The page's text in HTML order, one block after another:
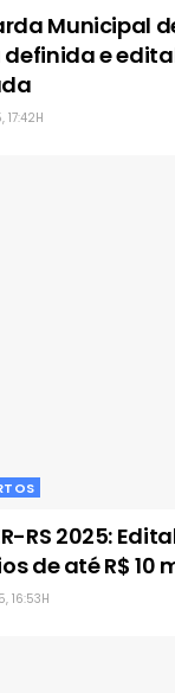
Municipal
e
17:42H
RS 2025:
de até R$ 10
16:53H